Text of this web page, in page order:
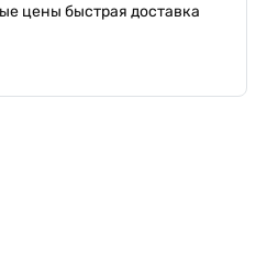
цены быстрая доставка